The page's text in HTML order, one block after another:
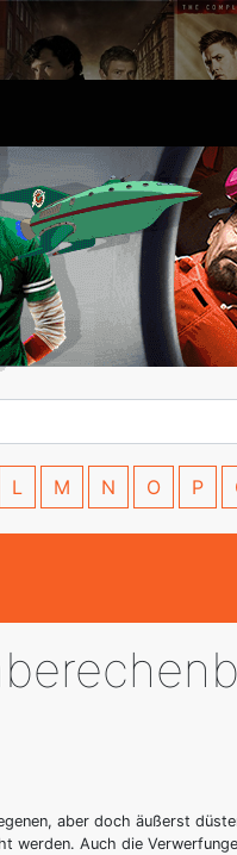
L M N O P
aber doch äußerst
werden. Auch die